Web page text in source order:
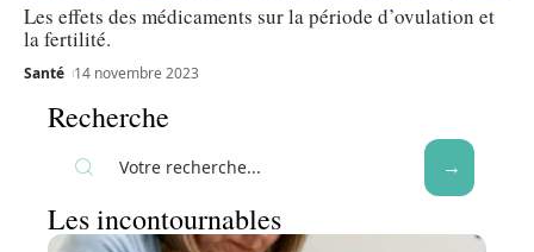
Les effets des médicaments sur la période d’ovulation et
la fertilité.
Santé 14 novembre 2023
Recherche
Les incontournables